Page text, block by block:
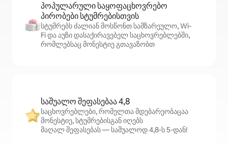
პოპულარული საყოფაცხოვრებო
პირობები სტუმრებისთვის
სტუმრებს ძალიან მოსწონთ სამზარეულო, Wi-
Fi და აუზი დასაქირავებელ საცხოვრებლებში,
რომლებსაც მონესტიე გთავაზობთ
საშუალო შეფასებაა 4,8
საცხოვრებლები, რომელთა მდებარეობაცაა
მონესტიე, სტუმრებისგან იღებს
მაღალ შეფასებას — საშუალოდ 4,8‑ს 5‑დან!